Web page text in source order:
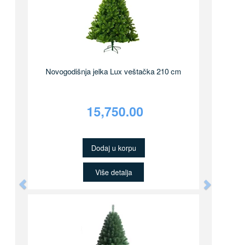
Novogodišnja jelka Lux veštačka 210 cm
15,750.00
Dodaj u korpu
Više detalja